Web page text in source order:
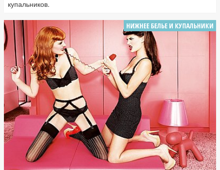
купальников.
НИЖНЕЕ БЕЛЬЕ И КУПАЛЬНИКИ